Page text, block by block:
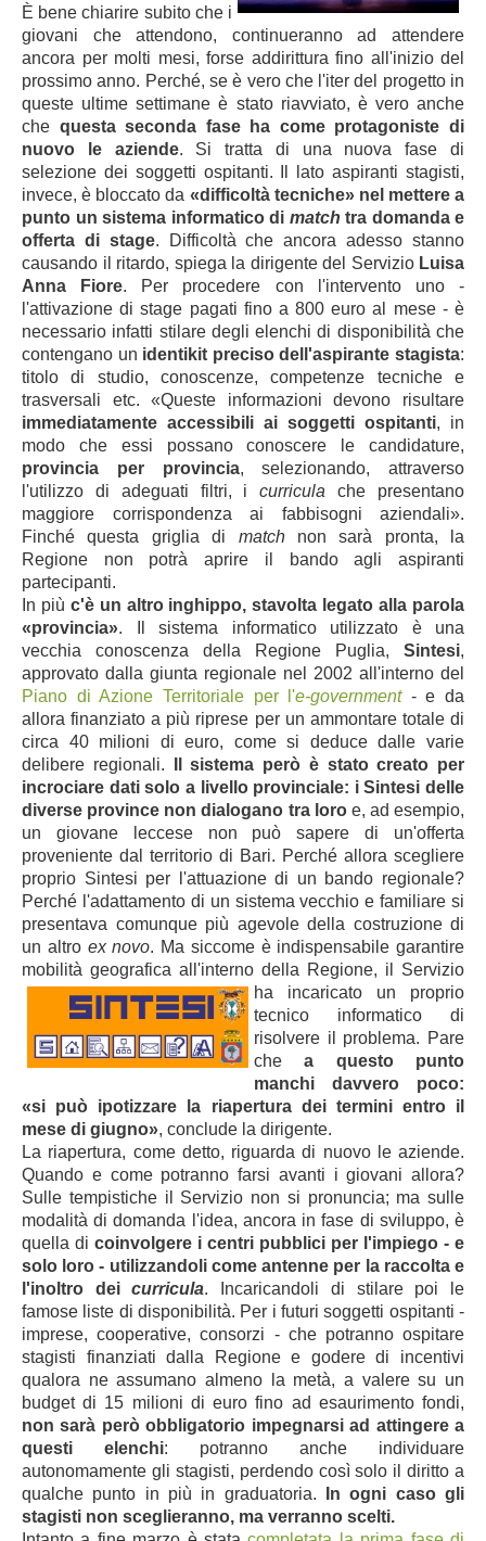
È bene chiarire subito che i
giovani che attendono, continueranno ad attendere
ancora per molti mesi, forse addirittura fino all'inizio del
prossimo anno. Perché, se è vero che l'iter del progetto in
queste ultime settimane è stato riavviato, è vero anche
che questa seconda fase ha come protagoniste di
nuovo le aziende. Si tratta di una nuova fase di
selezione dei soggetti ospitanti. Il lato aspiranti stagisti,
invece, è bloccato da «difficoltà tecniche»nel mettere a
punto un sistema informatico di match tra domanda e
offerta di stage. Difficoltàche ancora adesso stanno
causando il ritardo, spiega la dirigente del Servizio Luisa
Anna Fiore. Per procedere con l'intervento uno -
l'attivazione di stage pagati fino a 800 euro al mese - è
necessario infatti stilare degli elenchi di disponibilità che
contengano un identikit preciso dell'aspirante stagista:
titolo di studio, conoscenze, competenze tecniche e
trasversali etc. «Queste informazioni devono risultare
immediatamente accessibili ai soggetti ospitanti, in
modo che essi possano conoscere le candidature,
provincia per provincia, selezionando, attraverso
l'utilizzo di adeguati filtri, icurriculache presentano
maggiore corrispondenza ai fabbisogni aziendali».
Finché questa grigliadi matchnon sarà pronta, la
Regione non potrà aprire il bando agli aspiranti
partecipanti.
In più c'è un altro inghippo, stavolta legato al la parola
«provincia». Il sistema informatico utilizzato è una
vecchia conoscenza della Regione Puglia, Sintesi,
approvato dalla giunta regionale nel 2002 all'interno del
Piano di Azione Territoriale per l'e-government - e da
allora finanziato a più riprese per un ammontare totale di
circa 40 milioni di euro, come si deduce dalle varie
delibere regionali.
Il sistema però è stato creato per
incrociare dati solo a livello provinciale: i Sintesi delle
diverse province non dialogano tra loroe, ad esempio,
un giovane l eccese non può sapere di un'offerta
proveniente dal territorio di Bari. Perché allora scegliere
proprio Sintesi per l'attuazione di un bando regionale?
Perché l'adattamento di un sistema vecchio e familiare si
presentava comunque più agevole della costruzione di
un altro ex novo. Ma siccome è indispensabile garantire
mobilità geografica all'interno della Regione, il Servizio
ha incaricato un proprio
tecnico informatico di
risolvere il problema. Pare
chea questo punto
manchi davvero poco:
«si può ipotizzare la riapertura dei termini entro il
mese di giugno», conclude la dirigente.
La riapertura, come detto, riguarda di nuovo le aziende.
Quando e come potranno farsi avanti i giovani allora?
Sulle tempistiche il Servizio non si pronuncia; ma sulle
modalità di domanda l'idea, ancora in fase di sviluppo, è
quella di coinvolgere i centri pubblici per l'impiego - e
solo loro - utilizzandoli come antenne per la raccolta e
l'inoltro deicurricula. Incaricandoli di stilare poi le
famose liste di disponibilità. Per i futuri soggetti ospitanti -
imprese, cooperative, consorzi - che potranno ospitare
stagisti finanziati dalla Regione e godere di incentivi
qualora ne assumano almeno la metà, a valere su un
budget di 15 milioni di euro fino ad esaurimento fondi,
non sarà però obbligatorio impegnarsi ad attingere a
questi elenchi: potranno anche individuare
autonomamente gli stagisti, perdendo così solo il diritto a
qualche punto in più in graduatoria.
In ogni caso gli
stagisti non sceglieranno, ma verranno scelti.